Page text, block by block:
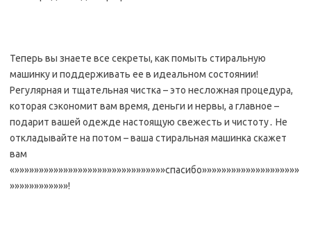
Теперь вы знаете все секреты, как помыть стиральную
машинку и поддерживать ее в идеальном состоянии!
Регулярная и тщательная чистка – это несложная процедура,
которая сэкономит вам время, деньги и нервы, а главное –
подарит вашей одежде настоящую свежесть и чистоту․ Не
откладывайте на потом – ваша стиральная машинка скажет
вам
«»»»»»»»»»»»»»»»»»»»»»»»»»»»»»»»спасибо»»»»»»»»»»»»»»»»»»»»
»»»»»»»»»»»»!